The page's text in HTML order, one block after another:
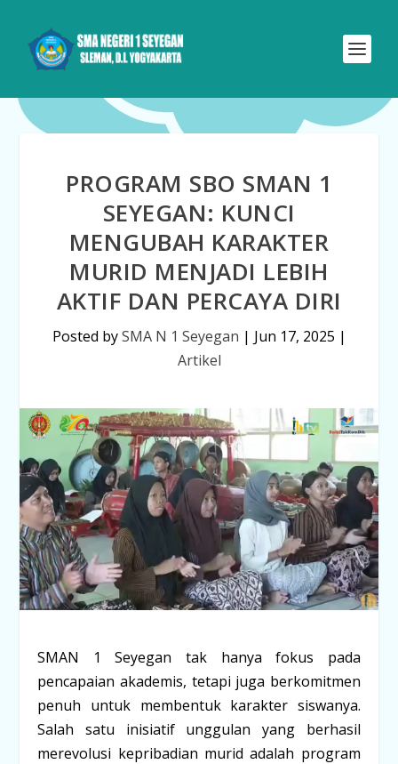
PROGRAM SBO SMAN 1
SEYEGAN: KUNCI
MENGUBAH KARAKTER
MURID MENJADI LEBIH
AKTIF DAN PERCAYA DIRI
Posted bySMA N 1 Seyegan | Jun 17, 2025 |
Artikel
SMAN 1 Seyegan tak hanya fokus pada
pencapaian akademis, tetapi juga berkomitmen
penuh untuk membentuk karakter siswanya.
Salah satu inisiatif unggulan yang berhasil
merevolusi kepribadian murid adalah program